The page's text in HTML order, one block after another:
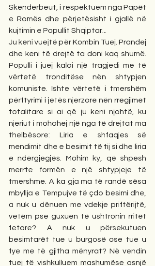
Skenderbeut, i respektuem nga Papët
e Romës dhe përjetësisht i gjallë në
kujtimin e Popullit Shqiptar...
Ju keni vuejtë për Kombin Tuej. Prandej
dhe keni të drejtë ta doni kaq shumë.
Populli i juej kaloi një tragjedi me të
vërtetë tronditëse nën shtypjen
komuniste. Ishte vërtetë i tmershëm
përftyrimi i jetës njerzore nën rregjimet
totalitare si ai që ju keni njohtë, ku
njeriut i mohohej një nga të drejtat ma
thelbësore: Liria e shfaqjes së
mendimit dhe e besimit të tij si dhe liria
e ndërgjegjës. Mohim ky, që shpesh
merrte formën e një shtypjeje të
tmershme. A ka gja ma të randë sësa
mbyllja e Tempujve të çdo besimi dhe,
a nuk u dënuen me vdekje priftërijtë,
vetëm pse guxuen të ushtronin rritët
fetare? A nuk u përsekutuen
besimtarët tue u burgosë ose tue u
fye me të gjitha mënyrat? Në vendin
tuej të vishkulluem mashumëse asnjë